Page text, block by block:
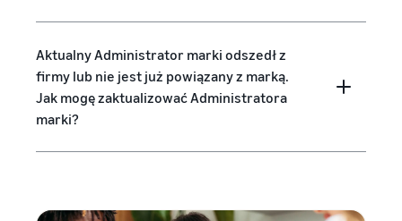
Aktualny Administrator marki odszedł z
firmy lub nie jest już powiązany z marką.
Jak mogę zaktualizować Administratora
marki?